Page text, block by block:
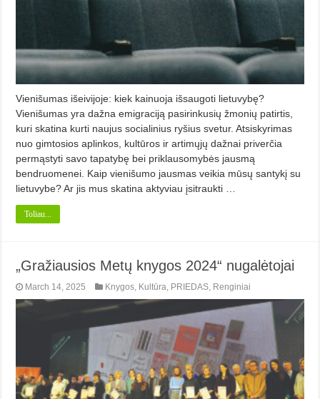
Vienišumas išeivijoje: kiek kainuoja išsaugoti lietuvybę?
Vienišumas yra dažna emigraciją pasirinkusių žmonių patirtis,
kuri skatina kurti naujus socialinius ryšius svetur. Atsiskyrimas
nuo gimtosios aplinkos, kultūros ir artimųjų dažnai priverčia
permąstyti savo tapatybę bei priklausomybės jausmą
bendruomenei. Kaip vienišumo jausmas veikia mūsų santykį su
lietuvybe? Ar jis mus skatina aktyviau įsitraukti …
Toliau...
„Gražiausios Metų knygos 2024“ nugalėtojai
March 14, 2025 Knygos, Kultūra, PRIEDAS, Renginiai